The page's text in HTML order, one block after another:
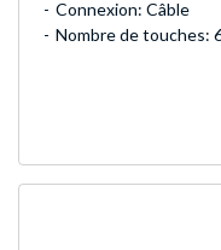
Connexion: Câble
Nombre de touches: